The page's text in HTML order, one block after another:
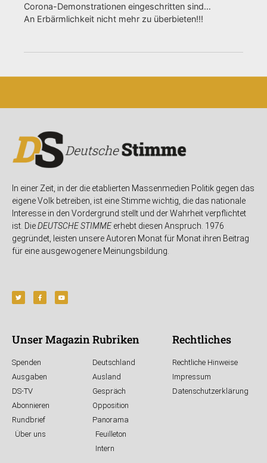
Corona-Demonstrationen eingeschritten sind…
An Erbärmlichkeit nicht mehr zu überbieten!!!
In einer Zeit, in der die etablierten Massenmedien Politik gegen das
eigene Volk betreiben, ist eine Stimme wichtig, die das nationale
Interesse in den Vordergrund stellt und der Wahrheit verpflichtet
ist. DieDEUTSCHE STIMMEerhebt diesen Anspruch. 1976
gegründet, leisten unsere Autoren Monat für Monat ihren Beitrag
für eine ausgewogenere Meinungsbildung.
Unser Magazin
Spenden
Ausgaben
DS-TV
Abonnieren
Rundbrief
Über uns
Rubriken
Deutschland
Ausland
Gespräch
Opposition
Panorama
Feuilleton
Intern
Rechtliches
Rechtliche Hinweise
Impressum
Datenschutzerklärung